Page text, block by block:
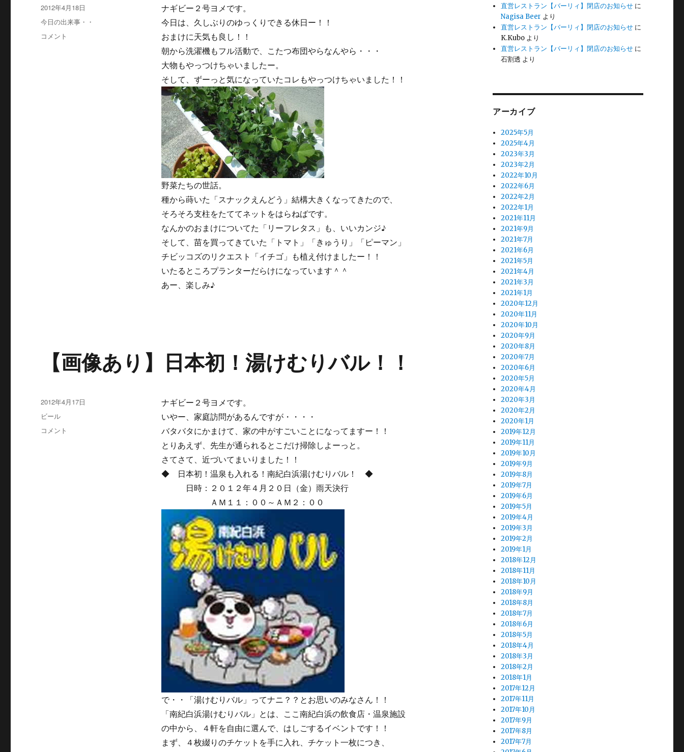
ナギビー２号ヨメです。
今日は、久しぶりのゆっくりできる休日ー！！
おまけに天気も良し！！
朝から洗濯機もフル活動で、こたつ布団やらなんやら・・・
大物もやっつけちゃいましたー。
そして、ずーっと気になっていたコレもやっつけちゃいました！！
野菜たちの世話。
種から蒔いた「スナックえんどう」結構大きくなってきたので、
そろそろ支柱をたててネットをはらねばです。
なんかのおまけについてた「リーフレタス」も、いいカンジ♪
そして、苗を買ってきていた「トマト」「きゅうり」「ピーマン」
チビッコズのリクエスト「イチゴ」も植え付けましたー！！
いたるところプランターだらけになっています＾＾
あー、楽しみ♪
投
稿
日:
2012年4月18日
カ
ゴ
今日の出来事・・
【画
コメント
【画像あり】日本初！湯けむりバル！！
ナギビー２号ヨメです。
いやー、家庭訪問があるんですが・・・・
バタバタにかまけて、家の中がすごいことになってますー！！
とりあえず、先生が通られるとこだけ掃除しよーっと。
さてさて、近づいてまいりました！！
◆ 日本初！温泉も入れる！南紀白浜湯けむりバル！ ◆
日時：２０１２年４月２０日（金）雨天決行
ＡＭ１１：００～ＡＭ２：００
で・・「湯けむりバル」ってナニ？？とお思いのみなさん！！
「南紀白浜湯けむりバル」とは、ここ南紀白浜の飲食店・温泉施設
の中から、４軒を自由に選んで、はしごするイベントです！！
まず、４枚綴りのチケットを手に入れ、チケット一枚につき、
投
稿
日:
2012年4月17日
カ
ゴ
ビール
【画
コメント
直営レストラン【バーリィ】閉店のお知らせ に
Nagisa Beer より
直営レストラン【バーリィ】閉店のお知らせ に
K.Kubo より
直営レストラン【バーリィ】閉店のお知らせ に
石割透 より
アーカイブ
2025年5月
2025年4月
2023年3月
2023年2月
2022年10月
2022年6月
2022年2月
2022年1月
2021年11月
2021年9月
2021年7月
2021年6月
2021年5月
2021年4月
2021年3月
2021年1月
2020年12月
2020年11月
2020年10月
2020年9月
2020年8月
2020年7月
2020年6月
2020年5月
2020年4月
2020年3月
2020年2月
2020年1月
2019年12月
2019年11月
2019年10月
2019年9月
2019年8月
2019年7月
2019年6月
2019年5月
2019年4月
2019年3月
2019年2月
2019年1月
2018年12月
2018年11月
2018年10月
2018年9月
2018年8月
2018年7月
2018年6月
2018年5月
2018年4月
2018年3月
2018年2月
2018年1月
2017年12月
2017年11月
2017年10月
2017年9月
2017年8月
2017年7月